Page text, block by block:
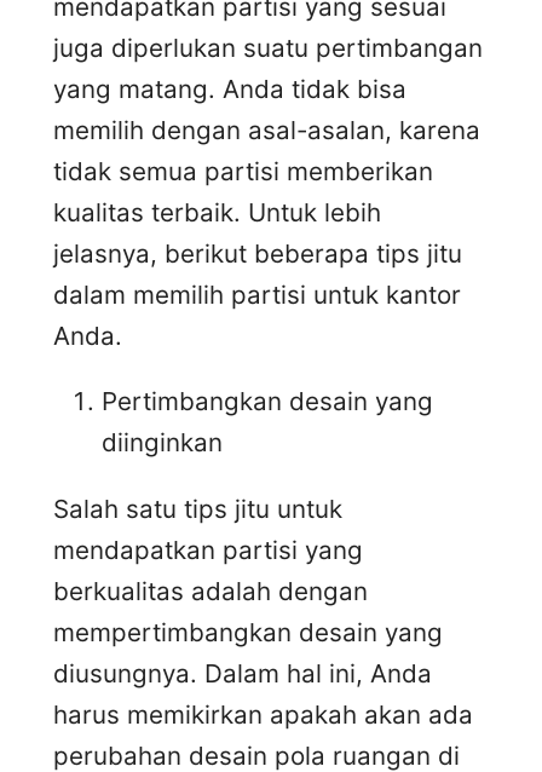
mendapatkan partisi yang sesuai
juga diperlukan suatu pertimbangan
yang matang. Anda tidak bisa
memilih dengan asal-asalan, karena
tidak semua partisi memberikan
kualitas terbaik. Untuk lebih
jelasnya, berikut beberapa tips jitu
dalam memilih partisi untuk kantor
Anda.
Pertimbangkan desain yang
diinginkan
Salah satu tips jitu untuk
mendapatkan partisi yang
berkualitas adalah dengan
mempertimbangkan desain yang
diusungnya. Dalam hal ini, Anda
harus memikirkan apakah akan ada
perubahan desain pola ruangan di